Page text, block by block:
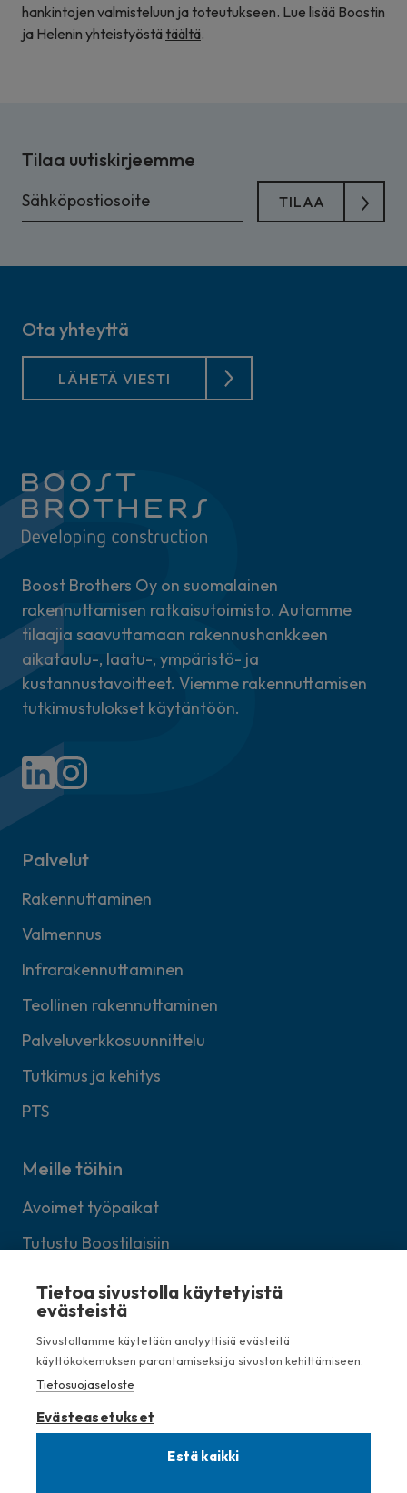
hankintojen valmisteluun ja toteutukseen. Lue lisää Boostin
ja Helenin yhteistyöstä täältä.
Tilaa uutiskirjeemme
Boost Brothers Oy on suomalainen
rakennuttamisen ratkaisutoimisto. Autamme
tilaajia saavuttamaan rakennushankkeen
aikataulu-, laatu-, ympäristö- ja
kustannustavoitteet. Viemme rakennuttamisen
tutkimustulokset käytäntöön.
Palvelut
Rakennuttaminen
Valmennus
Infrarakennuttaminen
Teollinen rakennuttaminen
Palveluverkkosuunnittelu
Tutkimus ja kehitys
PTS
Meille töihin
Avoimet työpaikat
Tutustu Boostilaisiin
Ota yhteyttä
LÄHETÄ VIESTI
Kellosilta 7, 00520 Helsinki
+358 (0)40 750 2775
info (at) boostbrothers.fi
Tietoa sivustolla käytetyistä
evästeistä
Sivustollamme käytetään analyyttisiä evästeitä
käyttökokemuksen parantamiseksi ja sivuston kehittämiseen.
Tietosuojaseloste
Evästeasetukset
Estä kaikki